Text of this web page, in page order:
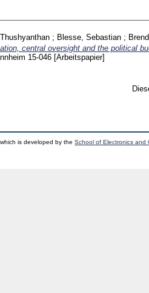
; Blesse, Sebastian ;
central oversight and the political
15-046 [Arbeitspapier]
which is developed by theSchool of Electronics and